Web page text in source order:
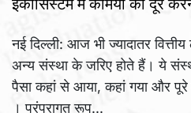
इकोसिस्टम में कमियों को दूर
नई दिल्ली: आज भी ज्यादातर
अन्य संस्था के जरिए होते हैं। ये
पैसा कहां से आया, कहां गया और पूरे
। परंपरागत रूप...